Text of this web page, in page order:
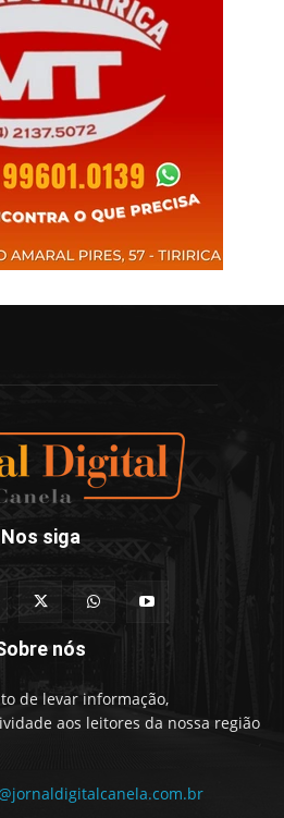
Nos siga
nós
de levar informação,
aos leitores da nossa região